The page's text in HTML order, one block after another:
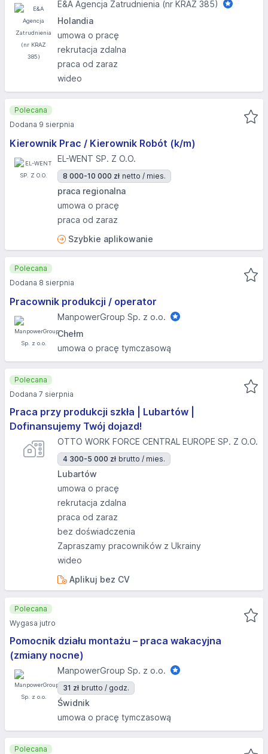
E&A Agencja Zatrudnienia (nr KRAZ 385)
Holandia
umowa o pracę
rekrutacja zdalna
praca od zaraz
wideo
Kierownik Prac / Kierownik Robót (k/m)
EL-WENT SP. Z O.O.
8 000-10 000 zł netto / mies.
praca regionalna
umowa o pracę
praca od zaraz
Szybkie aplikowanie
Polecana
Dodana 9 sierpnia
Pracownik produkcji / operator
ManpowerGroup Sp. z o.o.
Chełm
umowa o pracę tymczasową
Polecana
Dodana 8 sierpnia
Praca przy produkcji szkła | Lubartów |
Dofinansujemy Twój dojazd!
OTTO WORK FORCE CENTRAL EUROPE SP. Z O.O.
4 300-5 000 zł brutto / mies.
Lubartów
umowa o pracę
rekrutacja zdalna
praca od zaraz
bez doświadczenia
Zapraszamy pracowników z Ukrainy
wideo
Aplikuj bez CV
Polecana
Dodana 7 sierpnia
Pomocnik działu montażu – praca wakacyjna
(zmiany nocne)
ManpowerGroup Sp. z o.o.
31 zł brutto / godz.
Świdnik
umowa o pracę tymczasową
Polecana
Wygasa jutro
Polecana